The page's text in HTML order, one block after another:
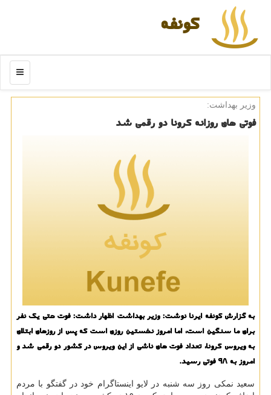
كونفه
منو
وزیر بهداشت:
فوتی های روزانه كرونا دو رقمی شد
به گزارش كونفه ایرنا نوشت: وزیر بهداشت اظهار داشت: فوت حتی یك نفر
برای ما سنگین است، اما امروز نخستین روزی است كه پس از روزهای ابتلای
به ویروس كرونا، تعداد فوت های ناشی از این ویروس در كشور دو رقمی شد و
امروز به ۹۸ فوتی رسید.
سعید نمكی روز سه شنبه در لایو اینستاگرام خود در گفتگو با مردم